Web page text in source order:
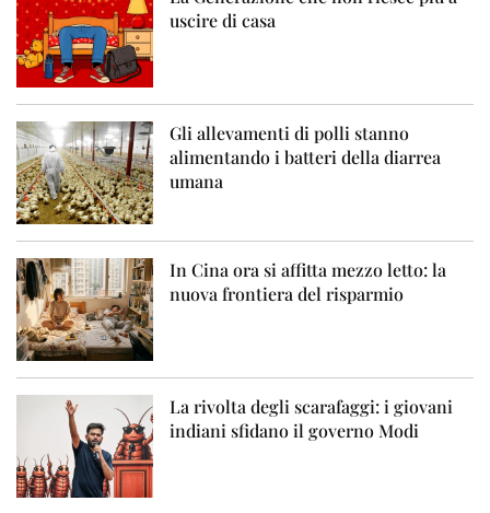
uscire di casa
Gli allevamenti di polli stanno
alimentando i batteri della diarrea
umana
In Cina ora si affitta mezzo letto: la
nuova frontiera del risparmio
La rivolta degli scarafaggi: i giovani
indiani sfidano il governo Modi